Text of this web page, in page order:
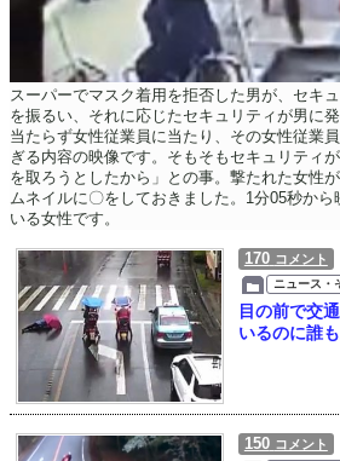
スーパーでマスク着用を拒否した男が、セキ
を振るい、それに応じたセキュリティが男に
当たらず女性従業員に当たり、その女性従業
ぎる内容の映像です。そもそもセキュリティ
を取ろうとしたから」との事。撃たれた女性
ムネイルに〇をしておきました。1分05秒か
いる女性です。
170 コメント
ニュース・
目の前で交
いるのに誰
150 コメント